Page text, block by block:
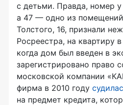
с детьми. Правда, номер у
а 47 — одно из
Толстого, 16, признали
Росреестра, на квартиру
когда дом был введен в
зарегистрировано право
московской компании
фирма в 2010 году
на предмет кредита,